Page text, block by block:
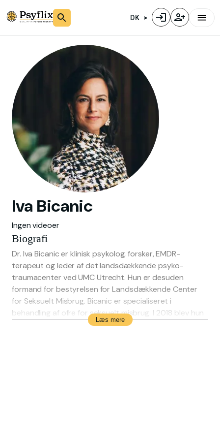
DK
Iva Bicanic
Ingen videoer
Biografi
Dr. Iva Bicanic er klinisk psykolog, forsker, EMDR-
terapeut og leder af det landsdækkende psyko-
traumacenter ved UMC Utrecht. Hun er desuden
formand for bestyrelsen for Landsdækkende Center
for Seksuelt Misbrug. Bicanic er specialiseret i
behandling af ofre for seksuelt misbrug. I 2018 blev hun
nomineret som den mest indflydelsesrige person inden
Læs mere